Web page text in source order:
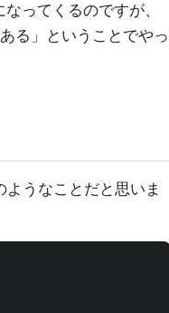
ってくるのですが、
る」ということでやっ
うなことだと思いま